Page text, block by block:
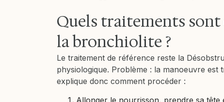
Quels traitements
la bronchiolite ?
Le traitement de référence reste la
physiologique. Problème : la manoeuvre
explique donc comment procéder :